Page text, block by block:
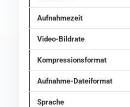
Aufnahmezeit
Video-Bildrate
Kompressionsformat
Aufnahme-Dateiformat
Sprache